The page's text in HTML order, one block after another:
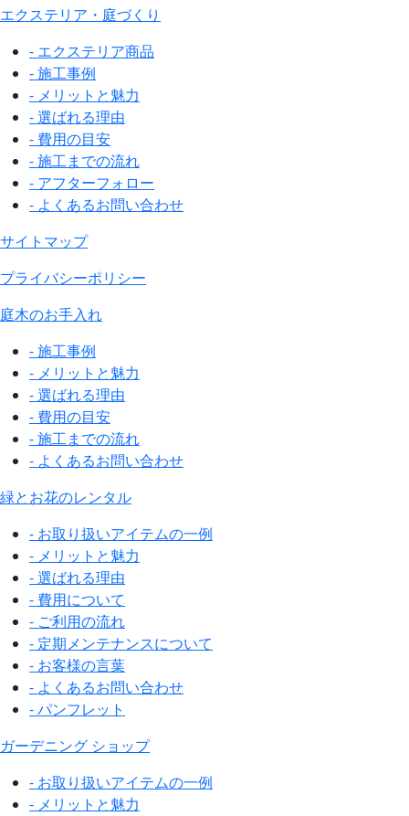
エクステリア・庭づくり
- エクステリア商品
- 施工事例
- メリットと魅力
- 選ばれる理由
- 費用の目安
- 施工までの流れ
- アフターフォロー
- よくあるお問い合わせ
サイトマップ
プライバシーポリシー
庭木のお手入れ
- 施工事例
- メリットと魅力
- 選ばれる理由
- 費用の目安
- 施工までの流れ
- よくあるお問い合わせ
緑とお花のレンタル
- お取り扱いアイテムの一例
- メリットと魅力
- 選ばれる理由
- 費用について
- ご利用の流れ
- 定期メンテナンスについて
- お客様の言葉
- よくあるお問い合わせ
- パンフレット
ガーデニング ショップ
- お取り扱いアイテムの一例
- メリットと魅力